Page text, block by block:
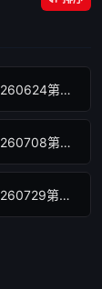
20260624第3期
20260708第6期
20260729第9期